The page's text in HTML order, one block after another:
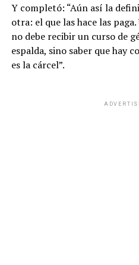
Y completó: “Aún así la
otra: el que las hace las
no debe recibir un curso de
espalda, sino saber que hay
es la cárcel”.